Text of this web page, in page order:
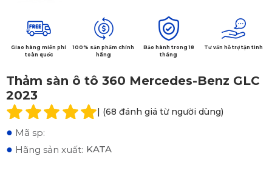
Giao hàng miễn phí
toàn quốc
100% sản phẩm chính
hãng
Bảo hành trong 18
tháng
Tư vấn hỗ trợ tận tình
Thảm sàn ô tô 360 Mercedes-Benz GLC
2023
| (68 đánh giá từ người dùng)
● Mã sp:
● Hãng sản xuất: KATA